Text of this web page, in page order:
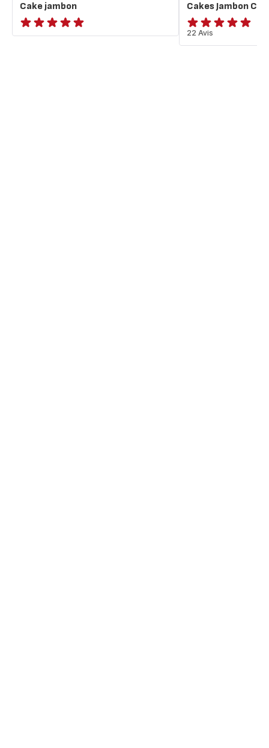
Cake jambon
ratings.NaN
Cakes Jambon
Avis
5
22 Avis